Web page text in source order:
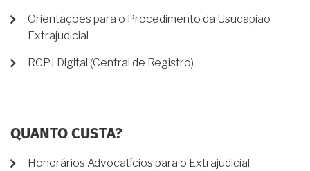
Orientações para o Procedimento da Usucapião
Extrajudicial
RCPJ Digital (Central de Registro)
QUANTO CUSTA?
Honorários Advocatícios para o Extrajudicial